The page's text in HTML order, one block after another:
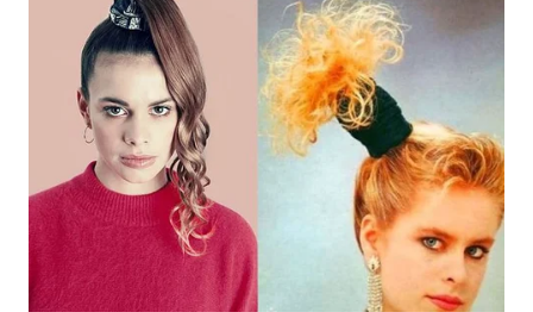
LIKUPANG
WN
LABUANBAJO
WN
BORNEO
Wahana
Group